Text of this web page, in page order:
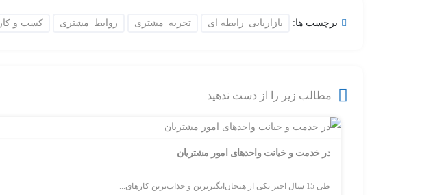
برچسب ها: بازاریابی_رابطه ای تجربه_مشتری روابط_مشتری کسب و کار
مطالب زیر را از دست ندهید
در خدمت و خیانت واحدهای امور مشتریان
طی 15 سال اخیر یکی از هیجان‌انگیزترین و جذاب‌ترین کارهای...